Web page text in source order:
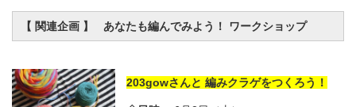
【 関連企画 】 あなたも編んでみよう！ ワークショップ
203gowさんと 編みクラゲをつくろう！